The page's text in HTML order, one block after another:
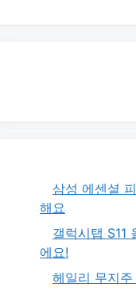
삼성 에센셜
해요
갤럭시탭 S11
에요!
헤일리 무지